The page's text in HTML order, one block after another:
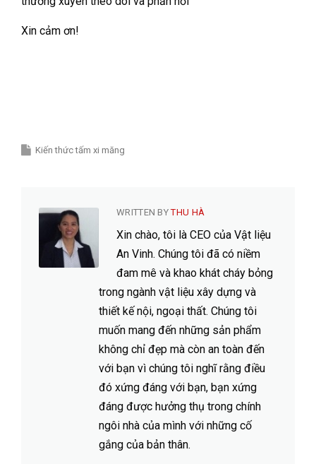
Xin cảm ơn!
Kiến thức tấm xi măng
WRITTEN BYTHU HÀ
Xin chào, tôi là CEO của Vật liệu
An Vinh. Chúng tôi đã có niềm
đam mê và khao khát cháy bỏng
trong ngành vật liệu xây dựng và
thiết kế nội, ngoại thất. Chúng tôi
muốn mang đến những sản phẩm
không chỉ đẹp mà còn an toàn đến
với bạn vì chúng tôi nghĩ rằng điều
đó xứng đáng với bạn, bạn xứng
đáng được hưởng thụ trong chính
ngôi nhà của mình với những cố
gắng của bản thân.